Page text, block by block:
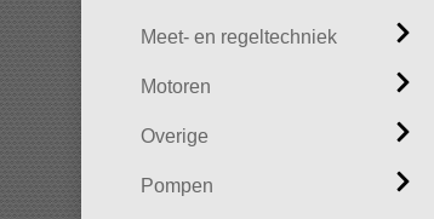
Meet- en regeltechniek
Motoren
Overige
Pompen